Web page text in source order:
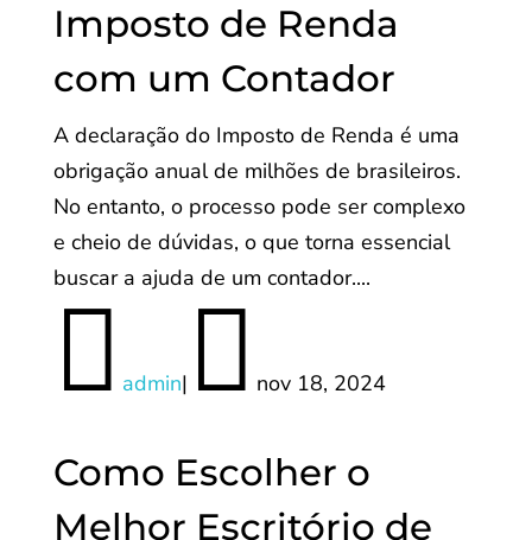
Imposto de Renda
com um Contador
A declaração do Imposto de Renda é uma
obrigação anual de milhões de brasileiros.
No entanto, o processo pode ser complexo
e cheio de dúvidas, o que torna essencial
buscar a ajuda de um contador....
 admin|  nov 18, 2024
Como Escolher o
Melhor Escritório de